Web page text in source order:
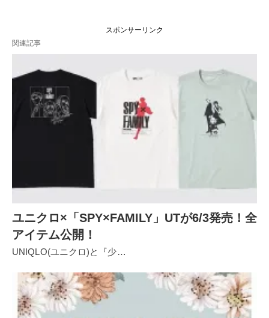
スポンサーリンク
関連記事
ユニクロ×「SPY×FAMILY」UTが6/3発売！全
アイテム公開！
UNIQLO(ユニクロ)と『少…